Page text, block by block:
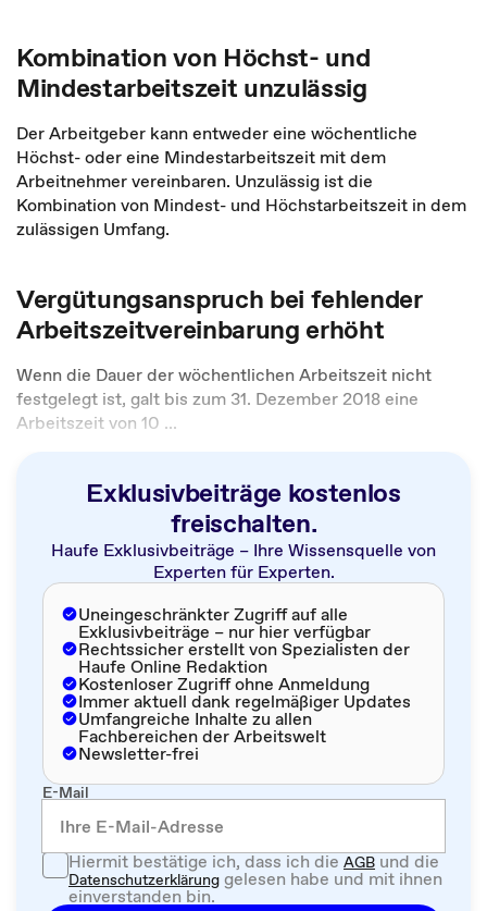
Kombination von Höchst- und
Mindestarbeitszeit unzulässig
Der Arbeitgeber kann entweder eine wöchentliche
Höchst- oder eine Mindestarbeitszeit mit dem
Arbeitnehmer vereinbaren. Unzulässig ist die
Kombination von Mindest- und Höchstarbeitszeit in dem
zulässigen Umfang.
Vergütungsanspruch bei fehlender
Arbeitszeitvereinbarung erhöht
Wenn die Dauer der wöchentlichen Arbeitszeit nicht
festgelegt ist, galt bis zum 31. Dezember 2018 eine
Arbeitszeit von 10 ...
Exklusivbeiträge kostenlos
freischalten.
Haufe Exklusivbeiträge – Ihre Wissensquelle von
Experten für Experten.
Uneingeschränkter Zugriff auf alle
Exklusivbeiträge – nur hier verfügbar
Rechtssicher erstellt von Spezialisten der
Haufe Online Redaktion
Kostenloser Zugriff ohne Anmeldung
Immer aktuell dank regelmäßiger Updates
Umfangreiche Inhalte zu allen
Fachbereichen der Arbeitswelt
Newsletter-frei
E-Mail
Hiermit bestätige ich, dass ich dieAGBund die
Datenschutzerklärung gelesen habe und mit ihnen
einverstanden bin.